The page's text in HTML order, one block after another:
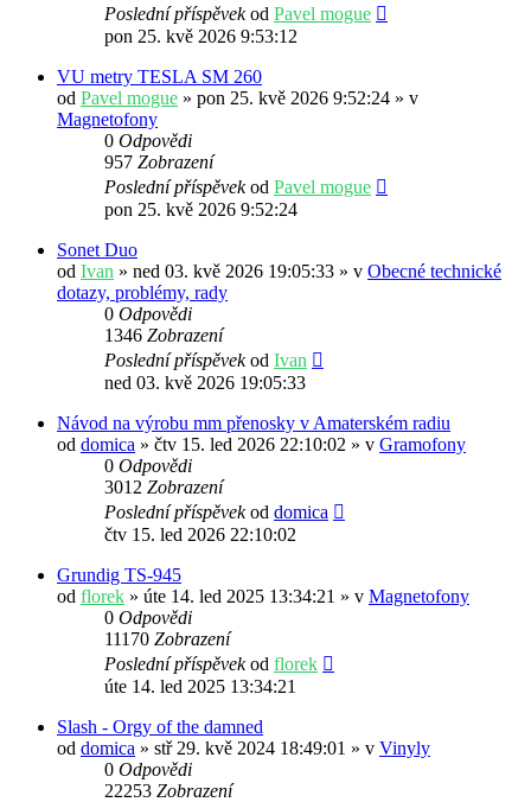
Poslední příspěvekod Pavel mogue
pon 25. kvě 2026 9:53:12
VU metry TESLA SM 260
od Pavel mogue » pon 25. kvě 2026 9:52:24 » v
Magnetofony
0 Odpovědi
957 Zobrazení
Poslední příspěvekod Pavel mogue
pon 25. kvě 2026 9:52:24
Sonet Duo
od Ivan » ned 03. kvě 2026 19:05:33 » v Obecné technické
dotazy, problémy, rady
0 Odpovědi
1346 Zobrazení
Poslední příspěvekod Ivan
ned 03. kvě 2026 19:05:33
Návod na výrobu mm přenosky v Amaterském radiu
od domica » čtv 15. led 2026 22:10:02 » v Gramofony
0 Odpovědi
3012 Zobrazení
Poslední příspěvekod domica
čtv 15. led 2026 22:10:02
Grundig TS-945
od florek » úte 14. led 2025 13:34:21 » v Magnetofony
0 Odpovědi
11170 Zobrazení
Poslední příspěvekod florek
úte 14. led 2025 13:34:21
Slash - Orgy of the damned
od domica » stř 29. kvě 2024 18:49:01 » v Vinyly
0 Odpovědi
22253 Zobrazení